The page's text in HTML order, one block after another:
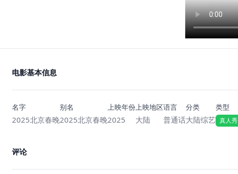
电影基本信息
名字
2025北京春晚
别名
2025北京春晚
上映年份
2025
上映地区
大陆
语言
普通话
分类
大陆综艺
类型
真人秀
评论